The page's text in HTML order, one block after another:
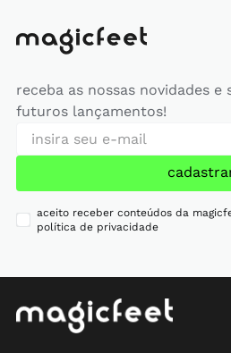
receba as nossas novidades e
futuros lançamentos!
aceito receber conteúdos da
política de privacidade